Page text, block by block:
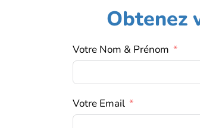
Obtenez
Votre Nom & Prénom
Votre Email